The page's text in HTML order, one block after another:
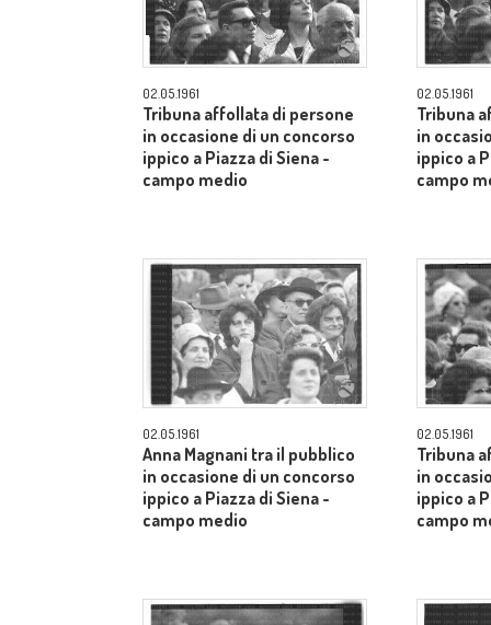
02.05.1961
Tribuna affollata di persone
in occasione di un concorso
ippico a Piazza di Siena -
campo medio
02.05.1961
Tribuna
in
ippico a
campo
02.05.1961
Anna Magnani tra il pubblico
in occasione di un concorso
ippico a Piazza di Siena -
campo medio
02.05.1961
Tribuna
in
ippico a
campo